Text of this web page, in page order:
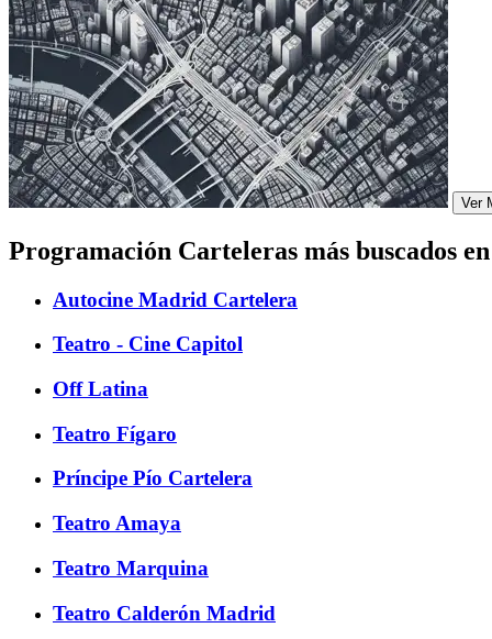
Ver
Programación Carteleras más buscados
Autocine Madrid Cartelera
Teatro - Cine Capitol
Off Latina
Teatro Fígaro
Príncipe Pío Cartelera
Teatro Amaya
Teatro Marquina
Teatro Calderón Madrid